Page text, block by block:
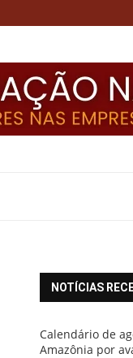
NOTÍCIAS
Calendário de
Amazônia por